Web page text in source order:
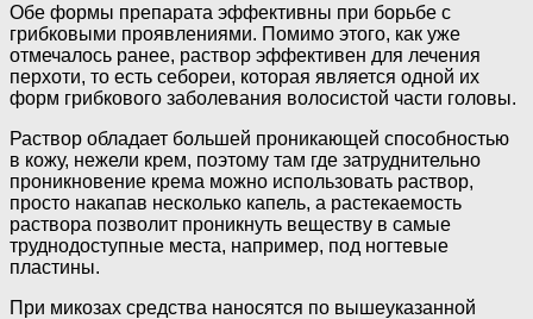
Обе формы препарата эффективны при борьбе с
грибковыми проявлениями. Помимо этого, как уже
отмечалось ранее, раствор эффективен для лечения
перхоти, то есть себореи, которая является одной их
форм грибкового заболевания волосистой части головы.
Раствор обладает большей проникающей способностью
в кожу, нежели крем, поэтому там где затруднительно
проникновение крема можно использовать раствор,
просто накапав несколько капель, а растекаемость
раствора позволит проникнуть веществу в самые
труднодоступные места, например, под ногтевые
пластины.
При микозах средства наносятся по вышеуказанной